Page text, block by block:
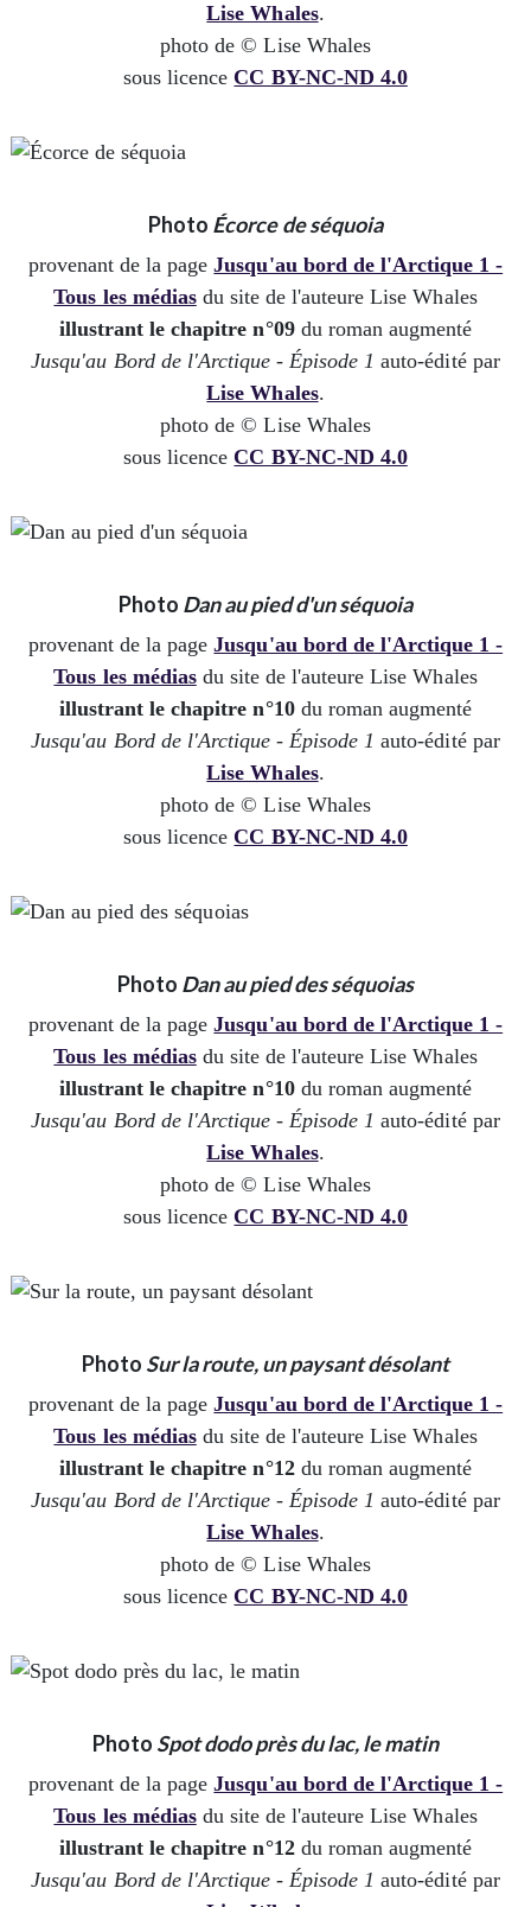
Lise Whales.
photo de © Lise Whales
sous licence CC BY-NC-ND 4.0
Photo Écorce de séquoia
provenant de la pageJusqu'au bord de l'Arctique 1 -
Tous les médiasdu site de l'auteure Lise Whales
illustrant le chapitre n°09du roman augmenté
Jusqu'au Bord de l'Arctique - Épisode 1 auto-édité par
Lise Whales.
photo de © Lise Whales
sous licence CC BY-NC-ND 4.0
Photo Dan au pied d'un séquoia
provenant de la pageJusqu'au bord de l'Arctique 1 -
Tous les médiasdu site de l'auteure Lise Whales
illustrant le chapitre n°10du roman augmenté
Jusqu'au Bord de l'Arctique - Épisode 1 auto-édité par
Lise Whales.
photo de © Lise Whales
sous licence CC BY-NC-ND 4.0
Photo Dan au pied des séquoias
provenant de la pageJusqu'au bord de l'Arctique 1 -
Tous les médiasdu site de l'auteure Lise Whales
illustrant le chapitre n°10du roman augmenté
Jusqu'au Bord de l'Arctique - Épisode 1 auto-édité par
Lise Whales.
photo de © Lise Whales
sous licence CC BY-NC-ND 4.0
Photo Sur la route, un paysant désolant
provenant de la pageJusqu'au bord de l'Arctique 1 -
Tous les médiasdu site de l'auteure Lise Whales
illustrant le chapitre n°12du roman augmenté
Jusqu'au Bord de l'Arctique - Épisode 1 auto-édité par
Lise Whales.
photo de © Lise Whales
sous licence CC BY-NC-ND 4.0
Photo Spot dodo près du lac, le matin
provenant de la pageJusqu'au bord de l'Arctique 1 -
Tous les médiasdu site de l'auteure Lise Whales
illustrant le chapitre n°12du roman augmenté
Jusqu'au Bord de l'Arctique - Épisode 1 auto-édité par